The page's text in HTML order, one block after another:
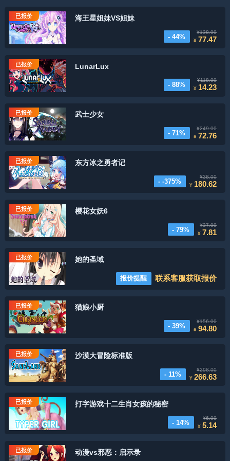
已报价 海王星姐妹VS姐妹
- 44%
¥138.00
¥ 77.47
已报价 LunarLux
- 88%
¥118.00
¥ 14.23
已报价 武士少女
- 71%
¥249.00
¥ 72.76
已报价 东方冰之勇者记
- -375%
¥38.00
¥ 180.62
已报价 樱花女妖6
- 79%
¥37.00
¥ 7.81
已报价 她的圣域
报价提醒 联系客服获取报价
已报价 猫娘小厨
- 39%
¥156.00
¥94.80
已报价 沙漠大冒险标准版
- 11%
¥298.00
¥266.63
已报价 打字游戏十二生肖女孩的秘密
- 14%
¥6.00
¥5.14
已报价 动漫vs邪恶：启示录